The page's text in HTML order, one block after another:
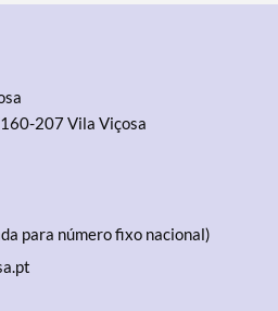
207 Vila Viçosa
para número fixo nacional)